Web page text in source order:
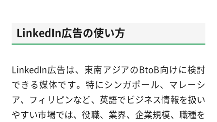
LinkedIn広告の使い方
LinkedIn広告は、東南アジアのBtoB向けに検討
できる媒体です。特にシンガポール、マレーシ
ア、フィリピンなど、英語でビジネス情報を扱い
やすい市場では、役職、業界、企業規模、職種を